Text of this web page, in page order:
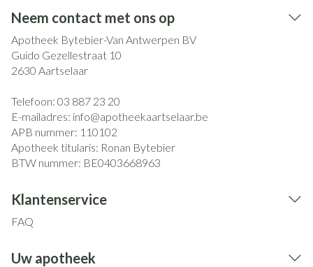
Neem contact met ons op
Apotheek Bytebier-Van Antwerpen BV
Guido Gezellestraat 10
2630 Aartselaar
Telefoon: 03 887 23 20
E-mailadres: info@apotheekaartselaar.be
APB nummer: 110102
Apotheek titularis: Ronan Bytebier
BTW nummer: BE0403668963
Klantenservice
FAQ
Uw apotheek